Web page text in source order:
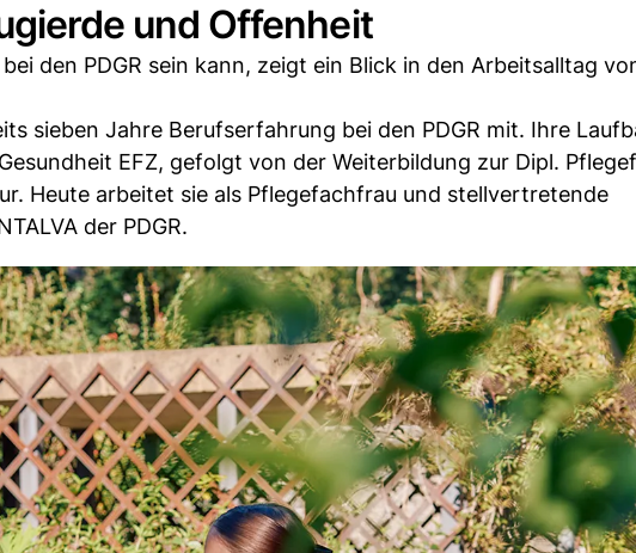
und Offenheit
den PDGR sein kann, zeigt ein Blick in den Arbeitsalltag
sieben Jahre Berufserfahrung bei den PDGR mit. Ihre
EFZ, gefolgt von der Weiterbildung zur Dipl.
Heute arbeitet sie als Pflegefachfrau und stellvertretende
der PDGR.